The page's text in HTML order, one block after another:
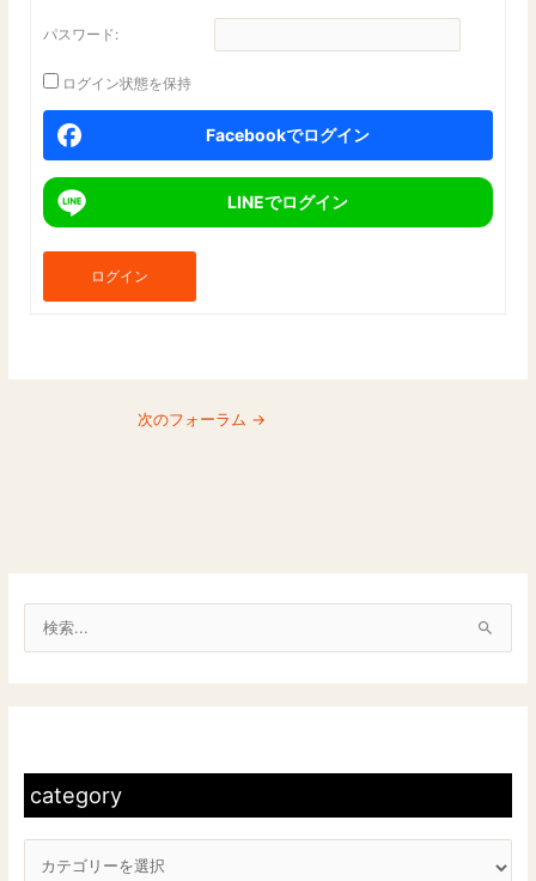
パスワード:
ログイン状態を保持
Facebookでログイン
LINEでログイン
ログイン
次のフォーラム →
category
g